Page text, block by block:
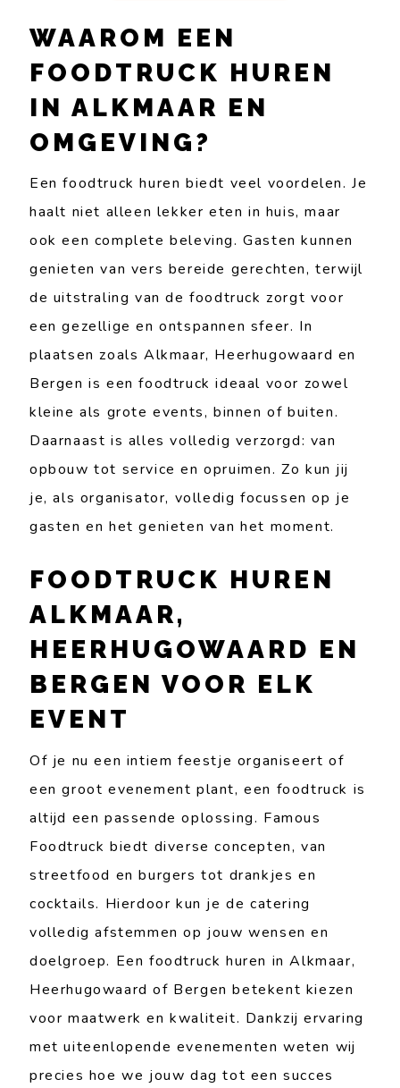
WAAROM EEN
FOODTRUCK HUREN
IN ALKMAAR EN
OMGEVING?
Een foodtruck huren biedt veel voordelen. Je
haalt niet alleen lekker eten in huis, maar
ook een complete beleving. Gasten kunnen
genieten van vers bereide gerechten, terwijl
de uitstraling van de foodtruck zorgt voor
een gezellige en ontspannen sfeer. In
plaatsen zoals Alkmaar, Heerhugowaard en
Bergen is een foodtruck ideaal voor zowel
kleine als grote events, binnen of buiten.
Daarnaast is alles volledig verzorgd: van
opbouw tot service en opruimen. Zo kun jij
je, als organisator, volledig focussen op je
gasten en het genieten van het moment.
FOODTRUCK HUREN
ALKMAAR,
HEERHUGOWAARD EN
BERGEN VOOR ELK
EVENT
Of je nu een intiem feestje organiseert of
een groot evenement plant, een foodtruck is
altijd een passende oplossing. Famous
Foodtruck biedt diverse concepten, van
streetfood en burgers tot drankjes en
cocktails. Hierdoor kun je de catering
volledig afstemmen op jouw wensen en
doelgroep. Een foodtruck huren in Alkmaar,
Heerhugowaard of Bergen betekent kiezen
voor maatwerk en kwaliteit. Dankzij ervaring
met uiteenlopende evenementen weten wij
precies hoe we jouw dag tot een succes